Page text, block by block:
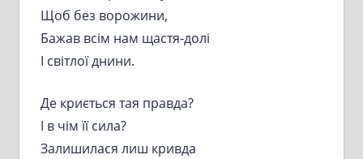
Щоб без ворожини,
Бажав всім нам щастя-долі
І світлої днини.
Де криється тая правда?
І в чім її сила?
Залишилася лиш кривда